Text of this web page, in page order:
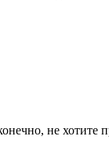
не хотите